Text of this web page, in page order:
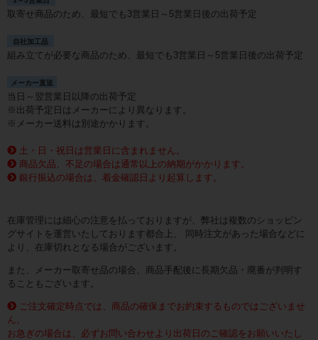
取寄せ商品のため、最短でも3営業日～5営業日後の出荷予定
自社加工品
組み立てが必要な商品のため、最短でも3営業日～5営業日後の出荷予定
メーカー直送
当日～翌営業日以降の出荷予定
※出荷予定日はメーカーにより異なります。
※メーカー送料は別途かかります。
土・日・祝日は営業日に含まれません。
商品欠品、不足の場合は通常以上の納期がかかります。
銀行振込の場合は、着金確認日より起算します。
在庫管理には細心の注意を払っておりますが、弊社は複数のショッピン
グサイトを運営いたしております都合上、 同時注文があった場合などに
より、在庫切れとなる場合がございます。
また、メーカー取寄せ品の場合、商品手配後に長期欠品・廃番が判明す
ることもございます。
ご注文確定時点では、商品の確保までお約束するものではございませ
ん。
お急ぎの場合は、必ずお問い合わせより出荷日のご確認をお願いいたし